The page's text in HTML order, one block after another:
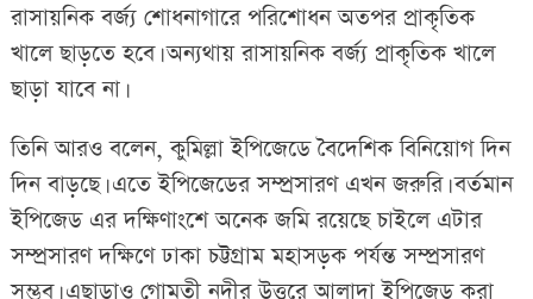
রাসায়নিক বর্জ্য শোধনাগারে পরিশোধন অতপর প্রাকৃতিক
খালে ছাড়তে হবে। অন্যথায় রাসায়নিক বর্জ্য প্রাকৃতিক খালে
ছাড়া যাবে না।
তিনি আরও বলেন, কুমিল্লা ইপিজেডে বৈদেশিক বিনিয়োগ দিন
দিন বাড়ছে। এতে ইপিজেডের সম্প্রসারণ এখন জরুরি। বর্তমান
ইপিজেড এর দক্ষিণাংশে অনেক জমি রয়েছে চাইলে এটার
সম্প্রসারণ দক্ষিণে ঢাকা চট্টগ্রাম মহাসড়ক পর্যন্ত সম্প্রসারণ
সম্ভব। এছাড়াও গোমতী নদীর উত্তরে আলাদা ইপিজেড করা